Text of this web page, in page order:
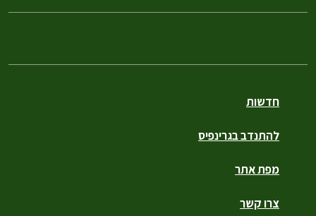
חדשות
להתנדב בגרינפיס
מפת אתר
צרו קשר